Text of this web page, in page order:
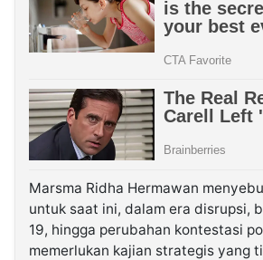
Marsma Ridha Hermawan
untuk saat ini, dalam era disrupsi,
19, hingga perubahan kontestasi
memerlukan kajian strategis yang